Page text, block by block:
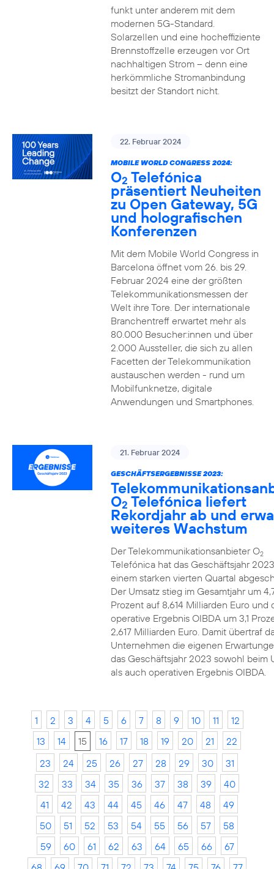
funkt unter anderem mit dem
modernen 5G-Standard.
Solarzellen und eine hocheffiziente
Brennstoffzelle erzeugen vor Ort
nachhaltigen Strom – denn eine
herkömmliche Stromanbindung
besitzt der Standort nicht.
22. Februar 2024
MOBILE WORLD CONGRESS 2024:
O2 Telefónica
präsentiert Neuheiten
zu Open Gateway, 5G
und holografischen
Konferenzen
Mit dem Mobile World Congress in
Barcelona öffnet vom 26. bis 29.
Februar 2024 eine der größten
Telekommunikationsmessen der
Welt ihre Tore. Der internationale
Branchentreff erwartet mehr als
80.000 Besucher:innen und über
2.000 Aussteller, die sich zu allen
Facetten der Telekommunikation
austauschen werden - rund um
Mobilfunknetze, digitale
Anwendungen und Smartphones.
21. Februar 2024
GESCHÄFTSERGEBNISSE 2023:
O2 Telefónica liefert
Rekordjahr ab und
weiteres Wachstum
Der Telekommunikationsanbieter O2
Telefónica hat das Geschäftsjahr
einem starken vierten Quartal
Der Umsatz stieg im Gesamtjahr um
Prozent auf 8,614 Milliarden Euro und
operative Ergebnis OIBDA um 3,1
2,617 Milliarden Euro. Damit übertraf
Unternehmen die eigenen
das Geschäftsjahr 2023 sowohl beim
als auch operativen Ergebnis OIBDA.
1 2 3 4 5 6 7 8 9 10 11
12
13
14 15 16 17 18 19 20 21
22
23
24 25 26 27 28 29 30
31
32
33 34 35 36 37 38 39
40
41
42 43 44 45 46 47 48
49
50
51 52 53 54 55 56 57
58
59
60 61 62 63 64 65 66
67